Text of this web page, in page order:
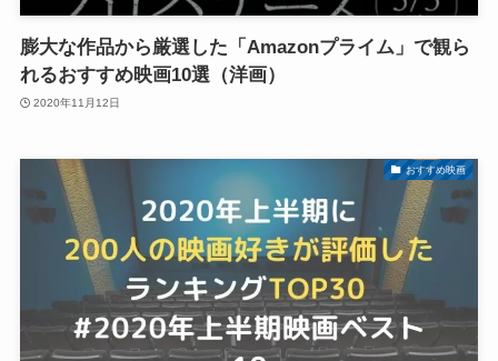
膨大な作品から厳選した「Amazonプライム」で観ら
れるおすすめ映画10選（洋画）
2020年11月12日
おすすめ映画